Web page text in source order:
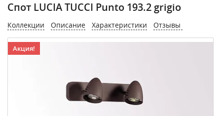
Спот LUCIA TUCCI Punto 193.2 grigio
Коллекции Описание Характеристики Отзывы
Акция!